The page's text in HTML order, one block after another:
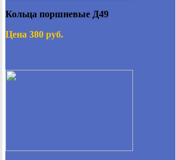
Кольца поршневые Д49
Цена 380 руб.